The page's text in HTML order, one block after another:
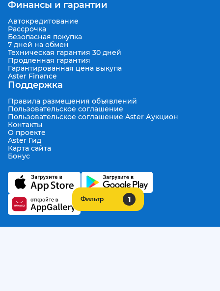
Фильтр 1
Финансы и гарантии
Автокредитование
Рассрочка
Безопасная покупка
7 дней на обмен
Техническая гарантия 30 дней
Продленная гарантия
Гарантированная цена выкупа
Aster Finance
Поддержка
Правила размещения объявлений
Пользовательское соглашение
Пользовательское соглашение Aster Аукцион
Контакты
О проекте
Aster Гид
Карта сайта
Бонус